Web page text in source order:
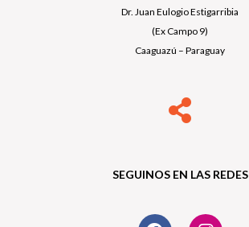
Dr. Juan Eulogio Estigarribia
(Ex Campo 9)
Caaguazú – Paraguay
SEGUINOS EN LAS REDES